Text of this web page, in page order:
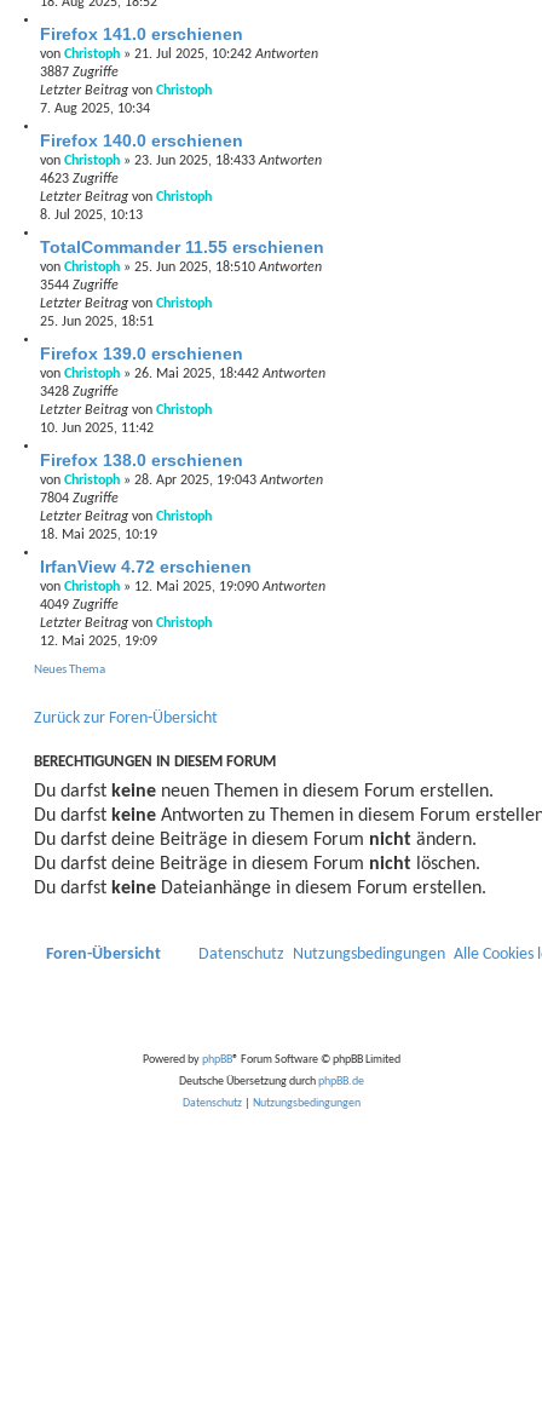
Firefox 141.0 erschienen
von Christoph » 21. Jul 2025, 10:242Antworten
3887 Zugriffe
Letzter Beitrag von Christoph
7. Aug 2025, 10:34
Firefox 140.0 erschienen
von Christoph » 23. Jun 2025, 18:433Antworten
4623 Zugriffe
Letzter Beitrag von Christoph
8. Jul 2025, 10:13
TotalCommander 11.55 erschienen
von Christoph » 25. Jun 2025, 18:510Antworten
3544 Zugriffe
Letzter Beitrag von Christoph
25. Jun 2025, 18:51
Firefox 139.0 erschienen
von Christoph » 26. Mai 2025, 18:442Antworten
3428 Zugriffe
Letzter Beitrag von Christoph
10. Jun 2025, 11:42
Firefox 138.0 erschienen
von Christoph » 28. Apr 2025, 19:043Antworten
7804 Zugriffe
Letzter Beitrag von Christoph
18. Mai 2025, 10:19
IrfanView 4.72 erschienen
von Christoph » 12. Mai 2025, 19:090Antworten
4049 Zugriffe
Letzter Beitrag von Christoph
12. Mai 2025, 19:09
Neues Thema
Zurück zur Foren-Übersicht
BERECHTIGUNGEN IN DIESEM FORUM
Du darfst keine neuen Themen in diesem Forum erstellen.
Du darfst keine Antworten zu Themen in diesem Forum
Du darfst deine Beiträge in diesem Forum nicht ändern.
Du darfst deine Beiträge in diesem Forum nicht löschen.
Du darfst keine Dateianhänge in diesem Forum erstellen.
Foren-Übersicht Alle Cookies
Nutzungsbedingungen
Datenschutz
Powered byphpBB® Forum Software © phpBB Limited
Deutsche Übersetzung durchphpBB.de
Datenschutz| Nutzungsbedingungen